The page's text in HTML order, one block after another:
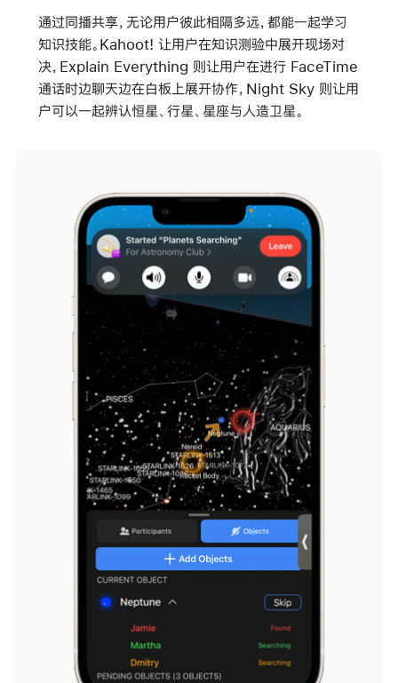
通过同播共享，无论用户彼此相隔多远，都能一起学习
知识技能。Kahoot! 让用户在知识测验中展开现场对
决，Explain Everything 则让用户在进行 FaceTime
通话时边聊天边在白板上展开协作，Night Sky 则让用
户可以一起辨认恒星、行星、星座与人造卫星。